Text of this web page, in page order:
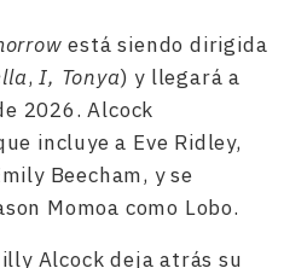
está siendo dirigida
,I, Tonya) y llegará a
2026. Alcock
incluye a Eve Ridley,
Beecham, y se
Momoa como Lobo.
Alcock deja atrás su